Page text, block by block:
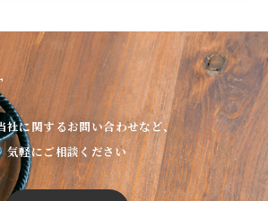
社に関するお問い合わせなど、
気軽にご相談ください